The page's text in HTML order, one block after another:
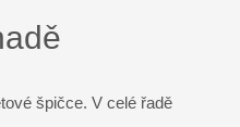
špičce. V celé řadě